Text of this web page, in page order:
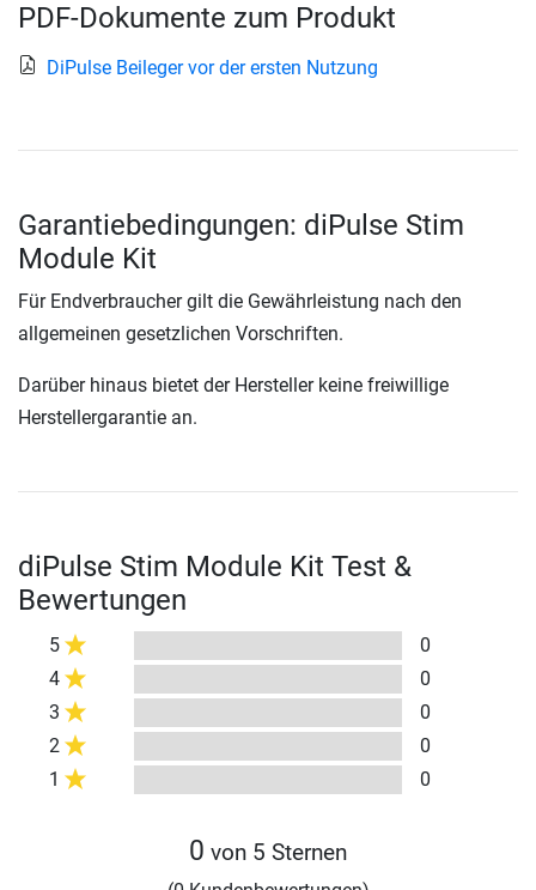
PDF-Dokumente zum Produkt
DiPulse Beileger vor der ersten Nutzung
Garantiebedingungen: diPulse Stim
Module Kit
Für Endverbraucher gilt die Gewährleistung nach den
allgemeinen gesetzlichen Vorschriften.
Darüber hinaus bietet der Hersteller keine freiwillige
Herstellergarantie an.
diPulse Stim Module Kit Test &
Bewertungen
5
0
4
0
3
0
2
0
1
0
0 von 5 Sternen